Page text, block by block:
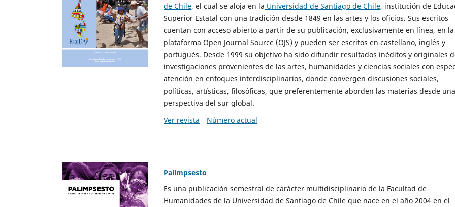
de Chile, el cual se aloja en la Universidad de Santiago de Chile, institución de
Superior Estatal con una tradición desde 1849 en las artes y los oficios. Sus escritos
cuentan con acceso abierto a partir de su publicación, exclusivamente en línea, en la
plataforma Open Journal Source (OJS) y pueden ser escritos en castellano, inglés y
portugués. Desde 1999 su objetivo ha sido difundir resultados inéditos y originales
investigaciones provenientes de las artes, humanidades y ciencias sociales con
atención en enfoques interdisciplinarios, donde convergen discusiones sociales,
políticas, artísticas, filosóficas, que preferentemente aborden las materias desde una
perspectiva del sur global.
Ver revista
Número actual
Palimpsesto
Es una publicación semestral de carácter multidisciplinario de la Facultad de
Humanidades de la Universidad de Santiago de Chile que nace en el año 2004 en el